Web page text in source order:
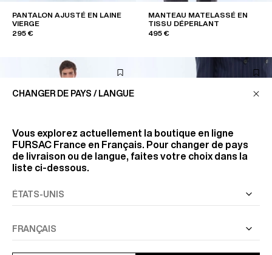
PANTALON AJUSTÉ EN LAINE
VIERGE
295 €
MANTEAU MATELASSÉ EN
TISSU DÉPERLANT
495 €
CHANGER DE PAYS / LANGUE
Vous explorez actuellement la boutique en ligne
FURSAC France en Français. Pour changer de pays
de livraison ou de langue, faites votre choix dans la
liste ci-dessous.